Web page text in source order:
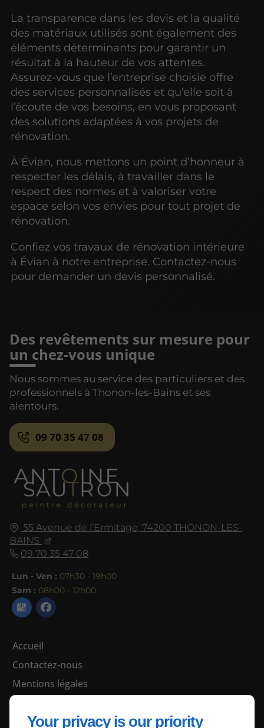
Your privacy is our priority
La transparence dans les devis et la qualité
des matériaux utilisés sont également des
éléments déterminants pour garantir un
résultat à la hauteur de vos attentes.
Assurez-vous que l’entreprise choisie offre
des services personnalisés et qu’elle soit à
l’écoute de vos besoins, en vous proposant
des solutions adaptées à vos projets de
rénovation.
À Évian, nous mettons un point d’honneur à
respecter les délais, à travailler dans le
respect des normes et à valoriser votre
espace selon vos envies pour tout projet de
rénovation.
Confiez vos travaux de rénovation intérieure
à Évian à notre entreprise. Contactez-nous
pour demander un devis personnalisé.
55 Avenue de l’Ermitage, 74200 THONON-LES-
BAINS
09 70 35 47 08
Lun - Ven : 07h30 - 19h00
Sam : 08h00 - 12h00
Accueil
Contactez-nous
Mentions légales
Des revêtements sur mesure pour
un chez-vous unique
Nous sommes au service des particuliers et des
professionnels à Thonon-les-Bains et ses
alentours.
09 70 35 47 08